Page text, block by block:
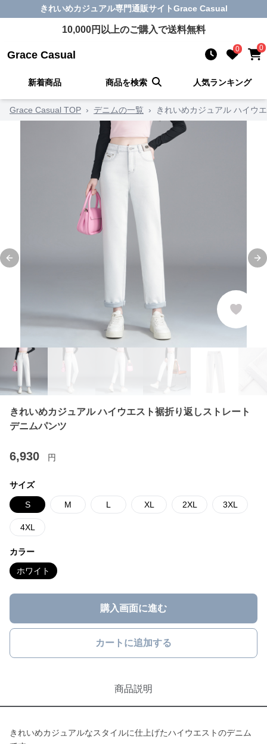
きれいめカジュアル専門通販サイトGrace Casual
10,000円以上のご購入で送料無料
Grace Casual 0 0
新着商品 商品を検索 人気ランキング
Grace Casual TOP › デニムの一覧 › きれいめカジュアル ハイウ
Previous slide
きれいめカジュアル ハイウエスト裾折り返しストレート
デニムパンツ
6,930 円
サイズ
S M L XL 2XL 3XL
4XL
カラー
ホワイト
購入画面に進む
カートに追加する
商品説明
きれいめカジュアルなスタイルに仕上げたハイウエストのデニム